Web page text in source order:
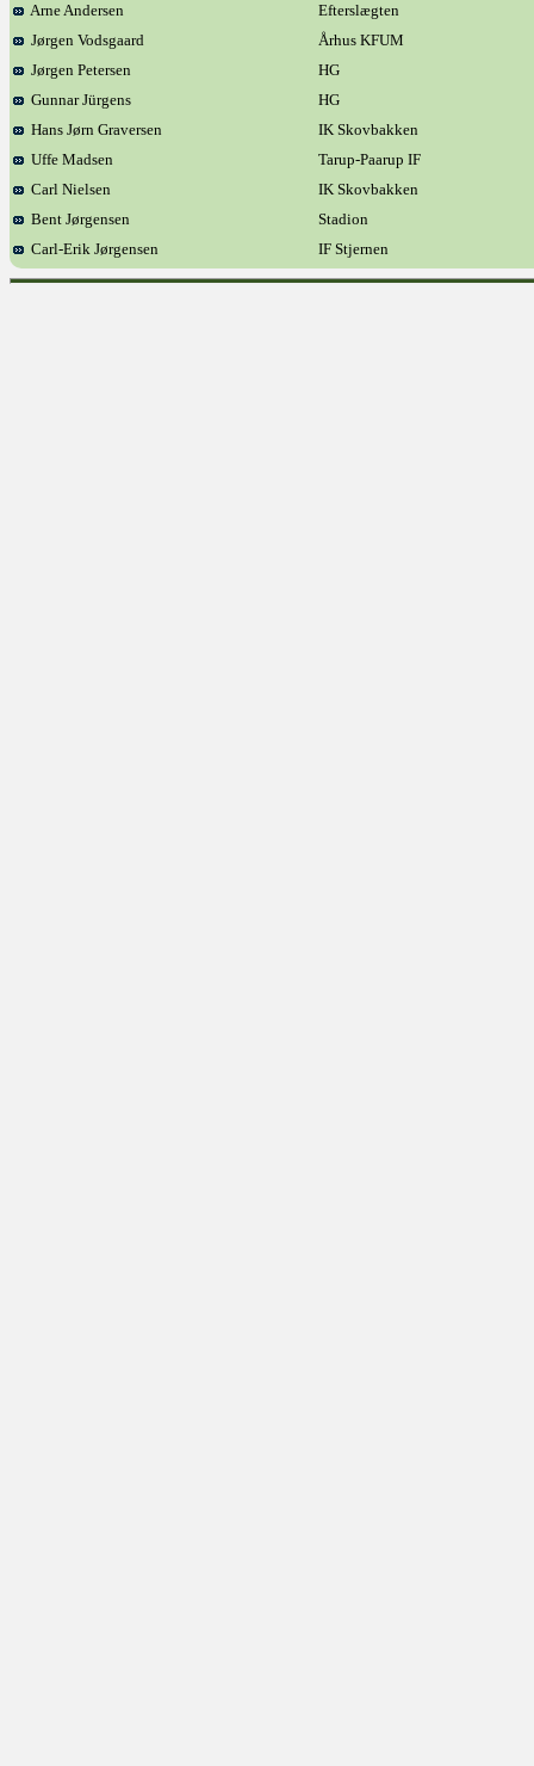
Arne Andersen
Efterslægten
Jørgen Vodsgaard
Århus KFUM
Jørgen Petersen
HG
Gunnar Jürgens
HG
Hans Jørn Graversen
IK Skovbakken
Uffe Madsen
Tarup-Paarup IF
Carl Nielsen
IK Skovbakken
Bent Jørgensen
Stadion
Carl-Erik Jørgensen
IF Stjernen